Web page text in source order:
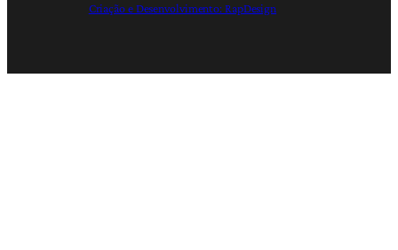
Criação e Desenvolvimento: RapDesign